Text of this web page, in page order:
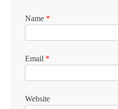
Name *
Email *
Website